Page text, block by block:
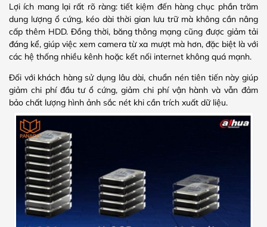
Lợi ích mang lại rất rõ ràng: tiết kiệm đến hàng chục phần trăm
dung lượng ổ cứng, kéo dài thời gian lưu trữ mà không cần nâng
cấp thêm HDD. Đồng thời, băng thông mạng cũng được giảm tải
đáng kể, giúp việc xem camera từ xa mượt mà hơn, đặc biệt là với
các hệ thống nhiều kênh hoặc kết nối internet không quá mạnh.
Đối với khách hàng sử dụng lâu dài, chuẩn nén tiên tiến này giúp
giảm chi phí đầu tư ổ cứng, giảm chi phí vận hành và vẫn đảm
bảo chất lượng hình ảnh sắc nét khi cần trích xuất dữ liệu.